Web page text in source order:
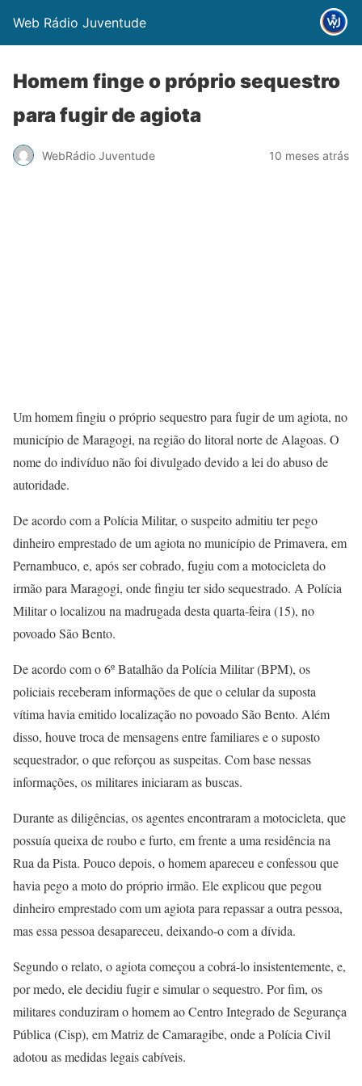
Web Rádio Juventude
Homem finge o próprio sequestro
para fugir de agiota
WebRádio Juventude 10 meses atrás
Um homem fingiu o próprio sequestro para fugir de um agiota, no
município de Maragogi, na região do litoral norte de Alagoas. O
nome do indivíduo não foi divulgado devido a lei do abuso de
autoridade.
De acordo com a Polícia Militar, o suspeito admitiu ter pego
dinheiro emprestado de um agiota no município de Primavera, em
Pernambuco, e, após ser cobrado, fugiu com a motocicleta do
irmão para Maragogi, onde fingiu ter sido sequestrado. A Polícia
Militar o localizou na madrugada desta quarta-feira (15), no
povoado São Bento.
De acordo com o 6º Batalhão da Polícia Militar (BPM), os
policiais receberam informações de que o celular da suposta
vítima havia emitido localização no povoado São Bento. Além
disso, houve troca de mensagens entre familiares e o suposto
sequestrador, o que reforçou as suspeitas. Com base nessas
informações, os militares iniciaram as buscas.
Durante as diligências, os agentes encontraram a motocicleta, que
possuía queixa de roubo e furto, em frente a uma residência na
Rua da Pista. Pouco depois, o homem apareceu e confessou que
havia pego a moto do próprio irmão. Ele explicou que pegou
dinheiro emprestado com um agiota para repassar a outra pessoa,
mas essa pessoa desapareceu, deixando-o com a dívida.
Segundo o relato, o agiota começou a cobrá-lo insistentemente, e,
por medo, ele decidiu fugir e simular o sequestro. Por fim, os
militares conduziram o homem ao Centro Integrado de Segurança
Pública (Cisp), em Matriz de Camaragibe, onde a Polícia Civil
adotou as medidas legais cabíveis.